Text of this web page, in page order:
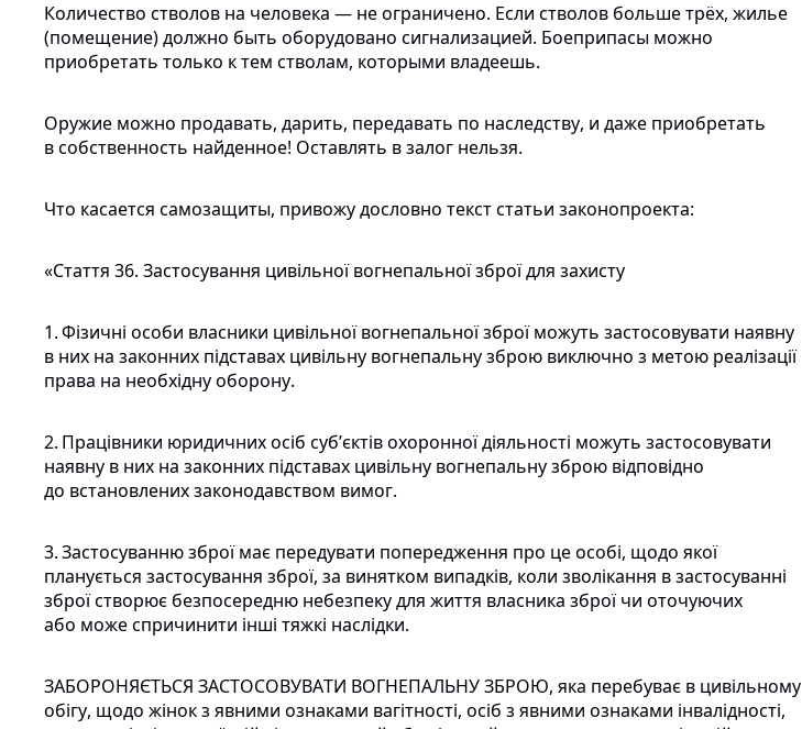
Количество стволов на человека — неограничено. Если стволов большетрёх, жилье
(помещение)должно быть оборудовано сигнализацией. Боеприпасы можно
приобретать только к тем стволам, которыми владеешь.
Оружие можно продавать, дарить, передавать по наследству, и даже приобретать
всобственность найденное! Оставлять в залог нельзя.
Что касается самозащиты, привожудословно текстстатьи законопроекта:
«Стаття 36. Застосування цивільної вогнепальної зброї для захисту
1.Фізичні особи власники цивільної вогнепальної зброї можуть застосовувати наявну
в них на законних підставах цивільну вогнепальну зброю виключно з метою реалізації
права на необхідну оборону.
2. Працівники юридичних осіб суб’єктів охоронної діяльності можуть застосовувати
наявну в них на законних підставах цивільну вогнепальну зброю відповідно
до встановлених законодавством вимог.
3.Застосуваннюзброї має передувати попередження про це особі, щодо якої
планується застосування зброї, за винятком випадків, коли зволікання в застосуванні
зброї створює безпосередню небезпеку для життя власника зброї чи оточуючих
або може спричинити інші тяжкі наслідки.
ЗАБОРОНЯЄТЬСЯ ЗАСТОСОВУВАТИ ВОГНЕПАЛЬНУ ЗБРОЮ, яка перебуває в цивільному
обігу, щодо жінок з явними ознаками вагітності, осіб з явними ознаками інвалідності,